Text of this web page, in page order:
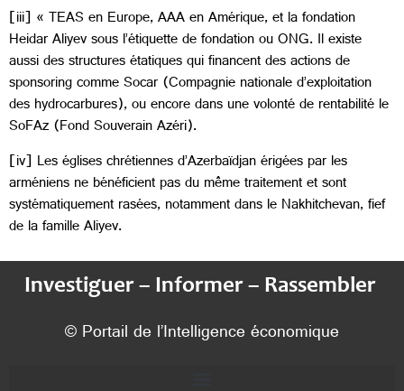
[iii] « TEAS en Europe, AAA en Amérique, et la fondation
Heidar Aliyev sous l’étiquette de fondation ou ONG. Il existe
aussi des structures étatiques qui financent des actions de
sponsoring comme Socar (Compagnie nationale d’exploitation
des hydrocarbures), ou encore dans une volonté de rentabilité le
SoFAz (Fond Souverain Azéri).
[iv] Les églises chrétiennes d’Azerbaïdjan érigées par les
arméniens ne bénéficient pas du même traitement et sont
systématiquement rasées, notamment dans le Nakhitchevan, fief
de la famille Aliyev.
Investiguer – Informer – Rassembler
© Portail de l’Intelligence économique